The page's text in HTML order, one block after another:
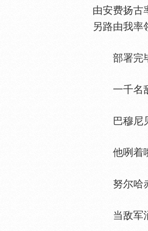
由安费扬古
另路由我率
部署完毕
一千名敌
巴穆尼见
他咧着嘴
努尔哈赤
当敌军涌